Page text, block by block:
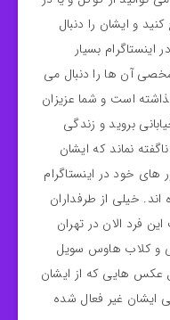
و ایشان را دنبال
اینستاگرام بسیار
آن ها را دنبال می
است و شما عزیزان
بروید و زندگی
نماند که ایشان
های خود در اینستاگرام
خیلی از طرفداران
فرد الان در تهران
و کلاب هاوس سویل
عکس هایی که از ایشان
غیر فعال شده